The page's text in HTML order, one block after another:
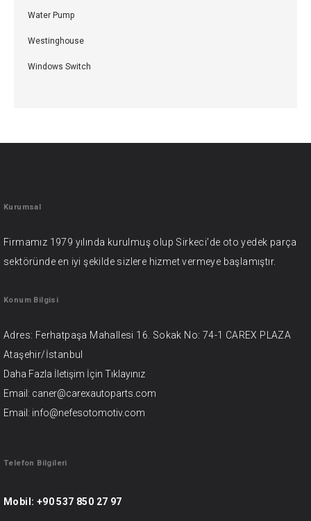
Water Pump
Westinghouse
Windows Switch
Kurumsal
Firmamız 1979 yılında kurulmuş olup Sirkeci’de oto yedek parça
sektöründe en iyi şekilde sizlere hizmet vermeye başlamıştır.
Konum Bilgisi
Adres: Ferhatpaşa Mahallesi 16. Sokak No: 74-1 CAREX PLAZA
Ataşehir/İstanbul
Daha Fazla İletişim İçin Tıklayınız
Email: caner@carexautoparts.com
Email: info@nefesotomotiv.com
Telefon Bilgileri
Mobil: +90 537 850 27 97